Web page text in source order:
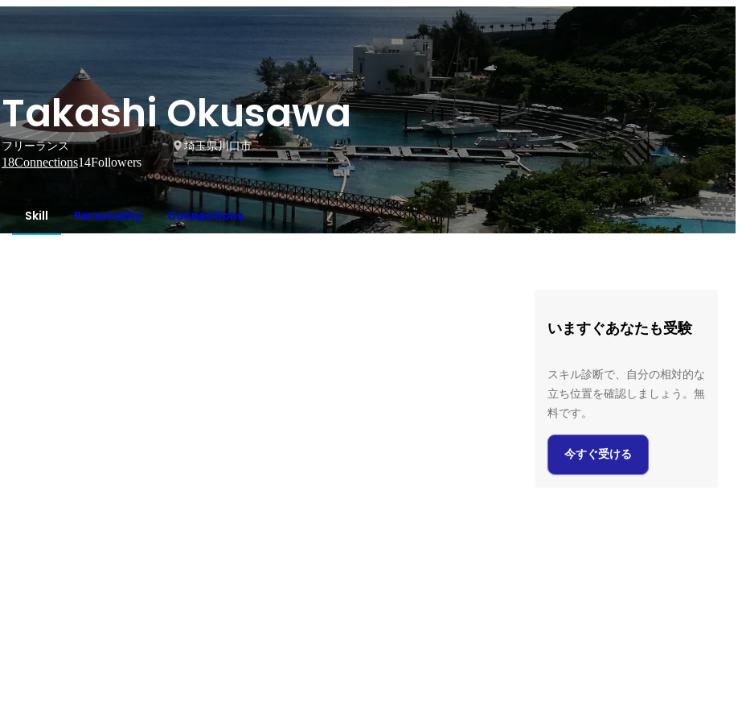
Takashi Okusawa
フリーランス
埼玉県川口市
18Connections14Followers
Skill Personality Connections
いますぐあなたも受験
スキル診断で、自分の相対的な
立ち位置を確認しましょう。無
料です。
今すぐ受ける